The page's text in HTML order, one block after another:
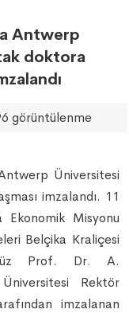
Antwerp
doktora
görüntülenme
Üniversitesi
imzalandı. 11
Ekonomik Misyonu
Belçika Kraliçesi
Prof. Dr. A.
Rektör
imzalanan